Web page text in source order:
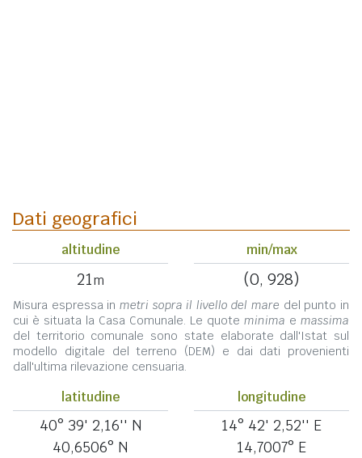
Dati geografici
altitudine
21m
min/max
(0, 928)
Misura espressa in metri sopra il livello del mare del punto in
cui è situata la Casa Comunale. Le quote minima e massima
del territorio comunale sono state elaborate dall'Istat sul
modello digitale del terreno (DEM) e dai dati provenienti
dall'ultima rilevazione censuaria.
latitudine
40° 39' 2,16'' N
40,6506° N
longitudine
14° 42' 2,52'' E
14,7007° E